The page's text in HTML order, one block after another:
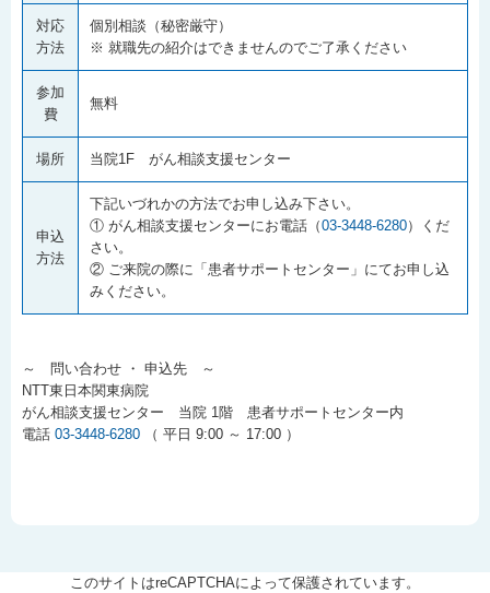
対応
方法
個別相談（秘密厳守）
※ 就職先の紹介はできませんのでご了承ください
参加
費
無料
場所 当院1F がん相談支援センター
申込
方法
下記いづれかの方法でお申し込み下さい。
① がん相談支援センターにお電話（03-3448-6280）くだ
さい。
② ご来院の際に「患者サポートセンター」にてお申し込
みください。
～ 問い合わせ ・ 申込先 ～
NTT東日本関東病院
がん相談支援センター 当院 1階 患者サポートセンター内
電話 03-3448-6280 （ 平日 9:00 ～ 17:00 ）
このサイトはreCAPTCHAによって保護されています。